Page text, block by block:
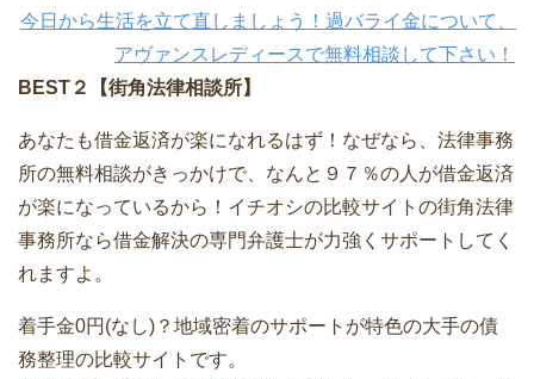
今日から生活を立て直しましょう！過バライ金について、
アヴァンスレディースで無料相談して下さい！
BEST２【街角法律相談所】
あなたも借金返済が楽になれるはず！なぜなら、法律事務
所の無料相談がきっかけで、なんと９７％の人が借金返済
が楽になっているから！イチオシの比較サイトの街角法律
事務所なら借金解決の専門弁護士が力強くサポートしてく
れますよ。
着手金0円(なし)？地域密着のサポートが特色の大手の債
務整理の比較サイトです。